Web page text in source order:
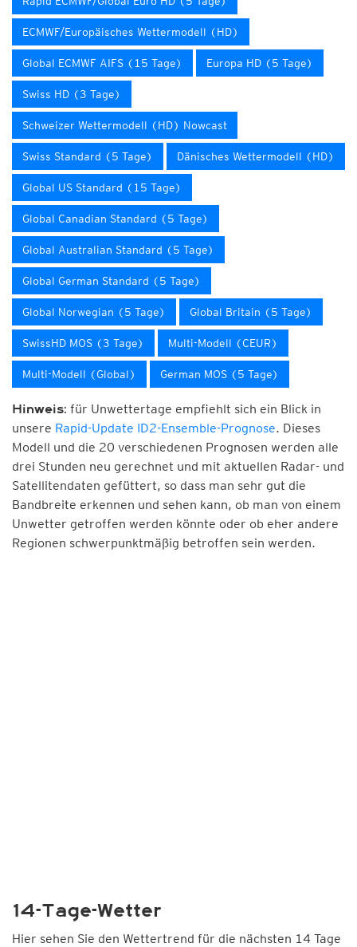
ECMWF/Europäisches Wettermodell (HD)
Global ECMWF AIFS (15 Tage) Europa HD (5 Tage)
Swiss HD (3 Tage)
Schweizer Wettermodell (HD) Nowcast
Swiss Standard (5 Tage) Dänisches Wettermodell (HD)
Global US Standard (15 Tage)
Global Canadian Standard (5 Tage)
Global Australian Standard (5 Tage)
Global German Standard (5 Tage)
Global Norwegian (5 Tage) Global Britain (5 Tage)
SwissHD MOS (3 Tage) Multi-Modell (CEUR)
Multi-Modell (Global) German MOS (5 Tage)
Hinweis: für Unwettertage empfiehlt sich ein Blick in
unsere Rapid-Update ID2-Ensemble-Prognose. Dieses
Modell und die 20 verschiedenen Prognosen werden alle
drei Stunden neu gerechnet und mit aktuellen Radar- und
Satellitendaten gefüttert, so dass man sehr gut die
Bandbreite erkennen und sehen kann, ob man von einem
Unwetter getroffen werden könnte oder ob eher andere
Regionen schwerpunktmäßig betroffen sein werden.
14-Tage-Wetter
Hier sehen Sie den Wettertrend für die nächsten 14 Tage